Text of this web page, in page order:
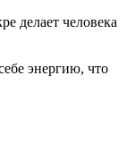
делает человека
энергию, что